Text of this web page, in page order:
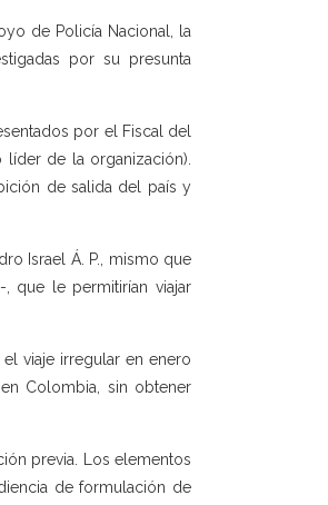
de Policía Nacional, la
por su presunta
por el Fiscal del
líder de la organización).
de salida del país y
Israel Á. P., mismo que
que le permitirían viajar
viaje irregular en enero
Colombia, sin obtener
previa. Los elementos
de formulación de